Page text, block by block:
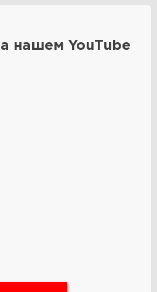
нашем YouTube